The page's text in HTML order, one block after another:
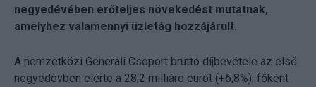
negyedévében erőteljes növekedést mutatnak,
amelyhez valamennyi üzletág hozzájárult.
A nemzetközi Generali Csoport bruttó díjbevétele az első
negyedévben elérte a 28,2 milliárd eurót (+6,8%), főként